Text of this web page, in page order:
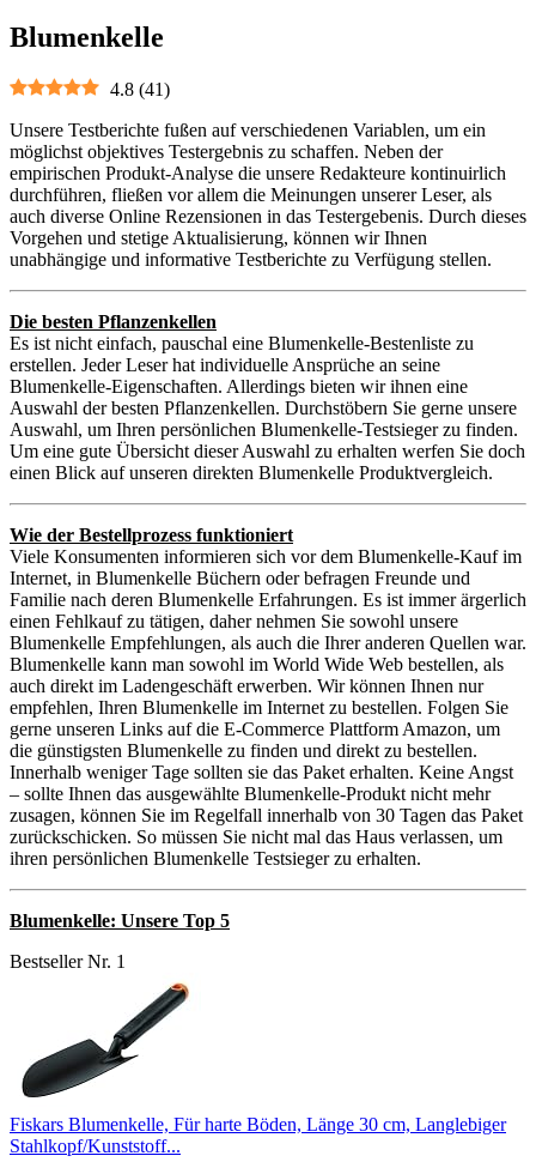
Blumenkelle
4.8 (41)
Unsere Testberichte fußen auf verschiedenen Variablen, um ein
möglichst objektives Testergebnis zu schaffen. Neben der
empirischen Produkt-Analyse die unsere Redakteure kontinuirlich
durchführen, fließen vor allem die Meinungen unserer Leser, als
auch diverse Online Rezensionen in das Testergebenis. Durch dieses
Vorgehen und stetige Aktualisierung, können wir Ihnen
unabhängige und informative Testberichte zu Verfügung stellen.
Die besten Pflanzenkellen
Es ist nicht einfach, pauschal eine Blumenkelle-Bestenliste zu
erstellen. Jeder Leser hat individuelle Ansprüche an seine
Blumenkelle-Eigenschaften. Allerdings bieten wir ihnen eine
Auswahl der besten Pflanzenkellen. Durchstöbern Sie gerne unsere
Auswahl, um Ihren persönlichen Blumenkelle-Testsieger zu finden.
Um eine gute Übersicht dieser Auswahl zu erhalten werfen Sie doch
einen Blick auf unseren direkten Blumenkelle Produktvergleich.
Wie der Bestellprozess funktioniert
Viele Konsumenten informieren sich vor dem Blumenkelle-Kauf im
Internet, in Blumenkelle Büchern oder befragen Freunde und
Familie nach deren Blumenkelle Erfahrungen. Es ist immer ärgerlich
einen Fehlkauf zu tätigen, daher nehmen Sie sowohl unsere
Blumenkelle Empfehlungen, als auch die Ihrer anderen Quellen war.
Blumenkelle kann man sowohl im World Wide Web bestellen, als
auch direkt im Ladengeschäft erwerben. Wir können Ihnen nur
empfehlen, Ihren Blumenkelle im Internet zu bestellen. Folgen Sie
gerne unseren Links auf die E-Commerce Plattform Amazon, um
die günstigsten Blumenkelle zu finden und direkt zu bestellen.
Innerhalb weniger Tage sollten sie das Paket erhalten. Keine Angst
– sollte Ihnen das ausgewählte Blumenkelle-Produkt nicht mehr
zusagen, können Sie im Regelfall innerhalb von 30 Tagen das Paket
zurückschicken. So müssen Sie nicht mal das Haus verlassen, um
ihren persönlichen Blumenkelle Testsieger zu erhalten.
Blumenkelle: Unsere Top 5
Bestseller Nr. 1
Fiskars Blumenkelle, Für harte Böden, Länge 30 cm, Langlebiger
Stahlkopf/Kunststoff...